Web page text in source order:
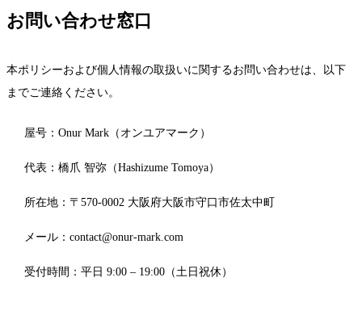
お問い合わせ窓口
本ポリシーおよび個人情報の取扱いに関するお問い合わせは、以下
までご連絡ください。
屋号：Onur Mark（オンユアマーク）
代表：橋爪 智弥（Hashizume Tomoya）
所在地：〒570-0002 大阪府大阪市守口市佐太中町
メール： contact@onur-mark.com
受付時間：平日 9:00 – 19:00（土日祝休）